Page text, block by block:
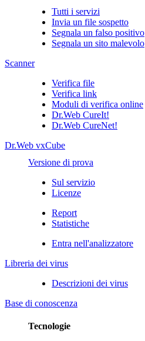
Tutti i servizi
Invia un file sospetto
Segnala un falso positivo
Segnala un sito malevolo
Scanner
Verifica file
Verifica link
Moduli di verifica online
Dr.Web CureIt!
Dr.Web CureNet!
Dr.Web vxCube
Versione di prova
Sul servizio
Licenze
Report
Statistiche
Entra nell'analizzatore
Libreria dei virus
Descrizioni dei virus
Base di conoscenza
Tecnologie